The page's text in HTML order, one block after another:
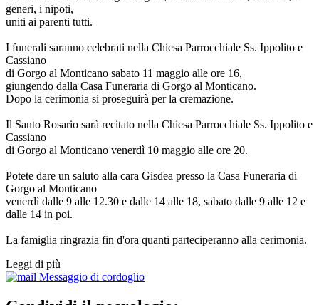
generi, i nipoti,
uniti ai parenti tutti.
I funerali saranno celebrati nella Chiesa Parrocchiale Ss. Ippolito e
Cassiano
di Gorgo al Monticano sabato 11 maggio alle ore 16,
giungendo dalla Casa Funeraria di Gorgo al Monticano.
Dopo la cerimonia si proseguirà per la cremazione.
Il Santo Rosario sarà recitato nella Chiesa Parrocchiale Ss. Ippolito e
Cassiano
di Gorgo al Monticano venerdì 10 maggio alle ore 20.
Potete dare un saluto alla cara Gisdea presso la Casa Funeraria di
Gorgo al Monticano
venerdì dalle 9 alle 12.30 e dalle 14 alle 18, sabato dalle 9 alle 12 e
dalle 14 in poi.
La famiglia ringrazia fin d'ora quanti parteciperanno alla cerimonia.
Leggi di più
Messaggio di cordoglio